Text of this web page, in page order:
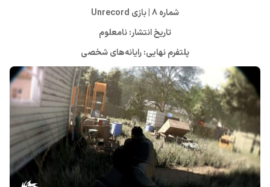
شماره 8 | بازی Unrecord
تاریخ انتشار: نامعلوم
پلتفرم نهایی: رایانه‌های شخصی